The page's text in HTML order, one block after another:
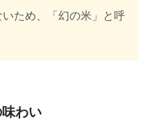
ため、「幻の米」と呼
わい